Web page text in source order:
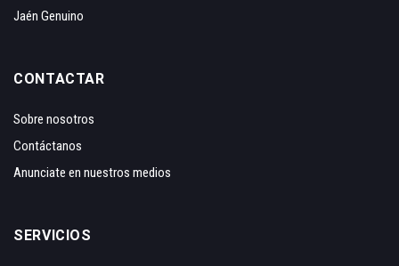
Jaén Genuino
CONTACTAR
Sobre nosotros
Contáctanos
Anunciate en nuestros medios
SERVICIOS